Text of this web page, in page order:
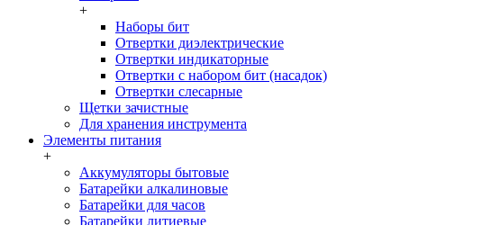
+
Наборы бит
Отвертки диэлектрические
Отвертки индикаторные
Отвертки с набором бит (насадок)
Отвертки слесарные
Щетки зачистные
Для хранения инструмента
Элементы питания
+
Аккумуляторы бытовые
Батарейки алкалиновые
Батарейки для часов
Батарейки литиевые